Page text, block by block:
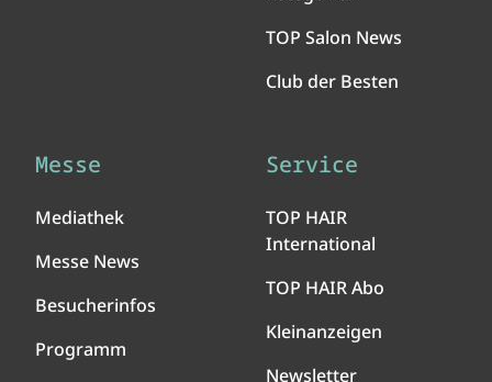
TOP Salon News
Club der Besten
Messe
Mediathek
Messe News
Besucherinfos
Programm
Service
TOP HAIR
International
TOP HAIR Abo
Kleinanzeigen
Newsletter